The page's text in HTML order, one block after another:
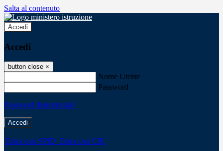
Salta al contenuto
Accedi
Accedi
button close ×
Nome Utente
Password
Password dimenticata?
-
Entra con SPID Entra con CIE